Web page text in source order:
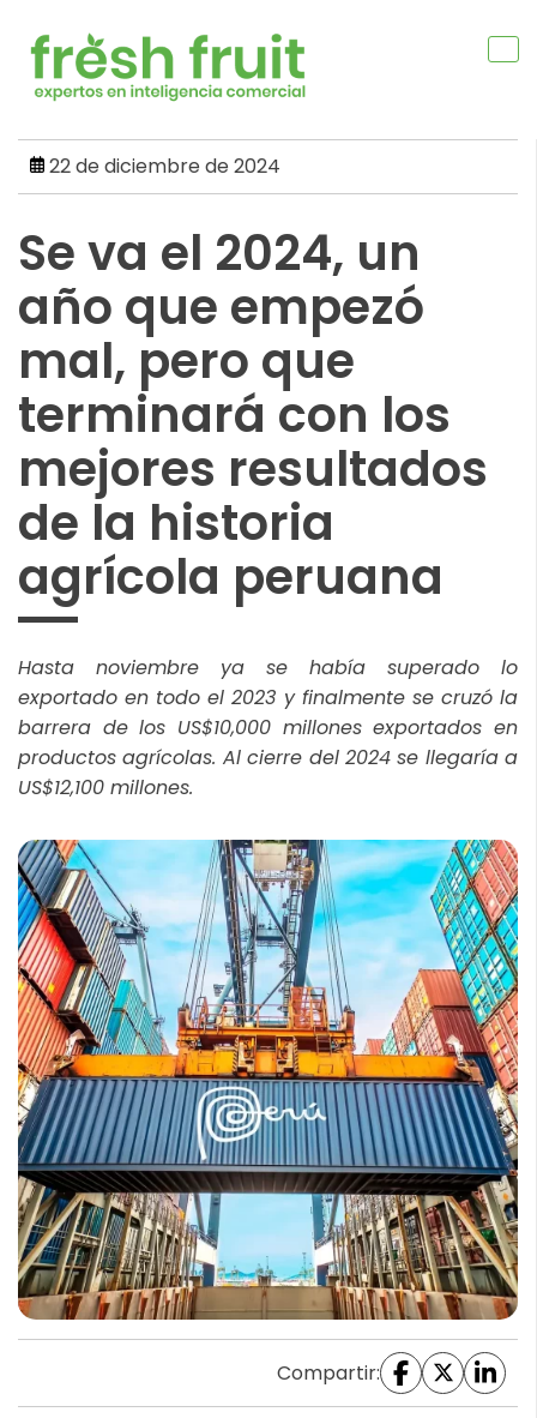
content
22 de diciembre de 2024
Se va el 2024, un
año que empezó
mal, pero que
terminará con los
mejores resultados
de la historia
agrícola peruana
Hasta noviembre ya se había superado lo
exportado en todo el 2023 y finalmente se cruzó la
barrera de los US$10,000 millones exportados en
productos agrícolas. Al cierre del 2024 se llegaría a
US$12,100 millones.
Compartir: